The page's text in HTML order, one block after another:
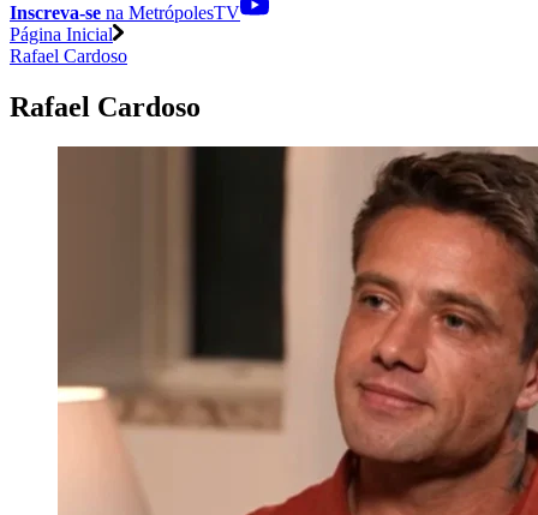
Inscreva-se na MetrópolesTV
Página Inicial
Rafael Cardoso
Rafael Cardoso